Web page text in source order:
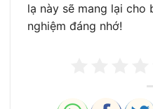
lạ này sẽ mang lại cho
nghiệm đáng nhớ!